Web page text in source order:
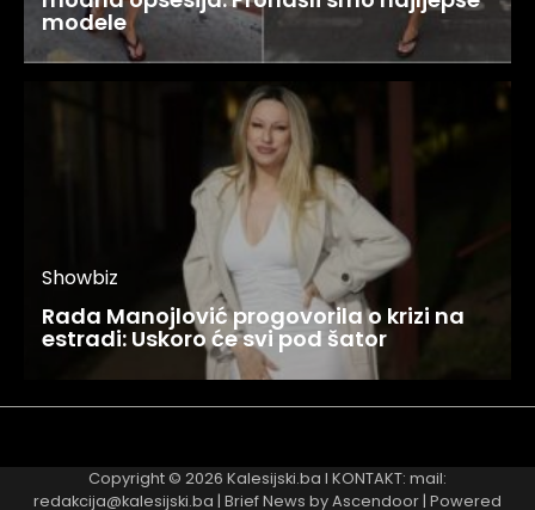
modele
Showbiz
Rada Manojlović progovorila o krizi na
estradi: Uskoro će svi pod šator
Copyright © 2026 Kalesijski.ba I KONTAKT: mail:
redakcija@kalesijski.ba | Brief News byAscendoor | Powered